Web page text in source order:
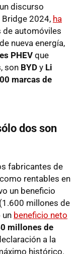
discurso
Bridge 2024, ha
automóviles
nueva energía,
PHEV que
son BYD y Li
marcas de
dos son
fabricantes de
rentables en
un beneficio
millones de
un beneficio neto
millones de
a la
histórico.